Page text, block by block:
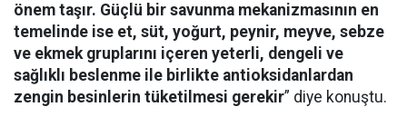
önem taşır. Güçlü bir savunma mekanizmasının en
temelinde ise et, süt, yoğurt, peynir, meyve, sebze
ve ekmek gruplarını içeren yeterli, dengeli ve
sağlıklı beslenme ile birlikte antioksidanlardan
zengin besinlerin tüketilmesi gerekir” diye konuştu.